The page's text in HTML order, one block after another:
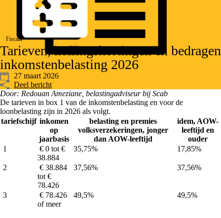
Fiscaal
Tarieven, heffingskortingen en bedragen
inkomstenbelasting 2026
27 maart 2026
Deel bericht
Door: Redouan Ameziane, belastingadviseur bij Scab
De tarieven in box 1 van de inkomstenbelasting en voor de
loonbelasting zijn in 2026 als volgt.
tariefschijf inkomen
op
jaarbasis
belasting en premies
volksverzekeringen, jonger
dan AOW-leeftijd
idem, AOW-
leeftijd en
ouder
1
€ 0 tot €
38.884
35,75% 17,85%
2
€ 38.884
tot €
78.426
37,56% 37,56%
3
€ 78.426
of meer
49,5% 49,5%